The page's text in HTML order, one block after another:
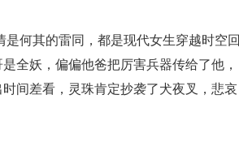
何其的雷同，都是现代女生穿越时空回
全妖，偏偏他爸把厉害兵器传给了他，
间差看，灵珠肯定抄袭了犬夜叉，悲哀